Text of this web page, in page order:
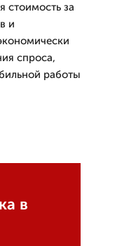
стоимость за
и
спроса,
работы
в